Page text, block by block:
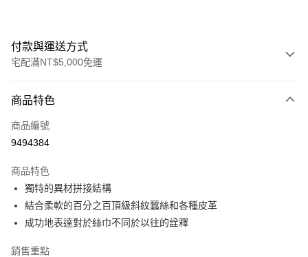
付款與運送方式
宅配滿NT$5,000免運
信用卡一次付款
LINE Pay
ATM付款
運送方式
商品特色
商品編號
9494384
商品特色
獨特的異材拼接結構
結合柔軟的百分之百頂級斜紋蠶絲和各種皮革
成功地表達對於絲巾不同於以往的詮釋
銷售重點